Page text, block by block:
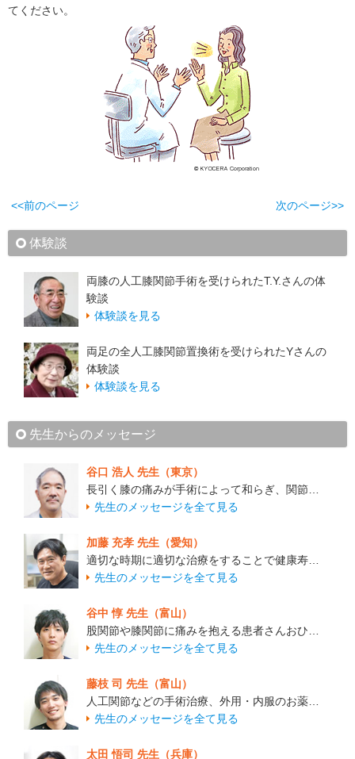
てください。
<<前のページ 次のページ>>
体験談
両膝の人工膝関節手術を受けられたT.Y.さんの体
験談
体験談を見る
両足の全人工膝関節置換術を受けられたYさんの
体験談
体験談を見る
先生からのメッセージ
谷口 浩人 先生（東京）
長引く膝の痛みが手術によって和らぎ、関節…
先生のメッセージを全て見る
加藤 充孝 先生（愛知）
適切な時期に適切な治療をすることで健康寿…
先生のメッセージを全て見る
谷中 惇 先生（富山）
股関節や膝関節に痛みを抱える患者さんおひ…
先生のメッセージを全て見る
藤枝 司 先生（富山）
人工関節などの手術治療、外用・内服のお薬…
先生のメッセージを全て見る
太田 悟司 先生（兵庫）